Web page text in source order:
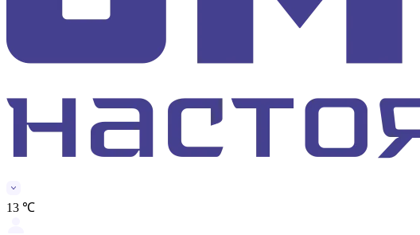
13 ℃